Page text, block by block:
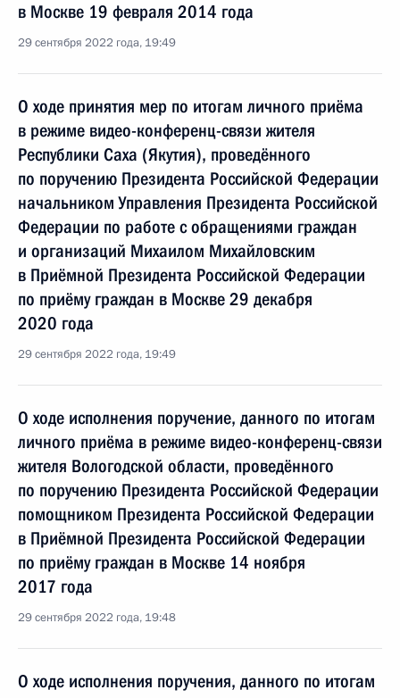
в Москве 19 февраля 2014 года
29 сентября 2022 года, 19:49
О ходе принятия мер по итогам личного приёма
в режиме видео-конференц-связи жителя
Республики Саха (Якутия), проведённого
по поручению Президента Российской Федерации
начальником Управления Президента Российской
Федерации по работе с обращениями граждан
и организаций Михаилом Михайловским
в Приёмной Президента Российской Федерации
по приёму граждан в Москве 29 декабря
2020 года
29 сентября 2022 года, 19:49
О ходе исполнения поручение, данного по итогам
личного приёма в режиме видео-конференц-связи
жителя Вологодской области, проведённого
по поручению Президента Российской Федерации
помощником Президента Российской Федерации
в Приёмной Президента Российской Федерации
по приёму граждан в Москве 14 ноября
2017 года
29 сентября 2022 года, 19:48
О ходе исполнения поручения, данного по итогам